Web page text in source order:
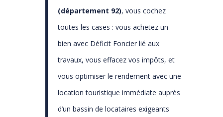
(département 92), vous cochez
toutes les cases : vous achetez un
bien avec Déficit Foncier lié aux
travaux, vous effacez vos impôts, et
vous optimiser le rendement avec une
location touristique immédiate auprès
d’un bassin de locataires exigeants